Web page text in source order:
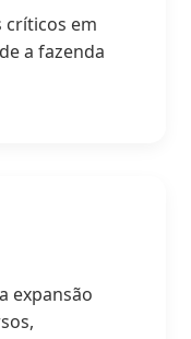
em
a fazenda
expansão